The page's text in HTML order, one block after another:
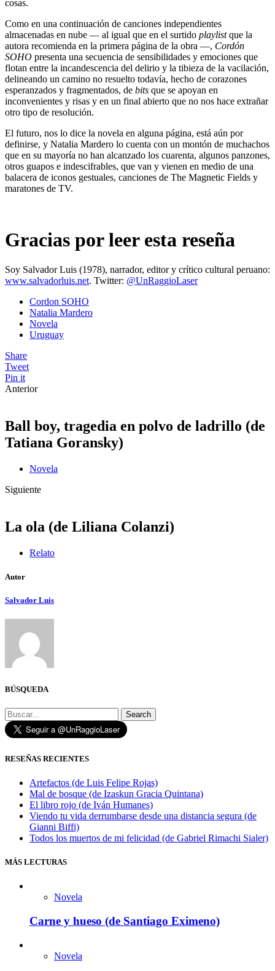
cosas.
Como en una continuación de canciones independientes
almacenadas en nube — al igual que en el surtido playlistque la
autora recomienda en la primera página de la obra —, Cordón
SOHO presenta una secuencia de sensibilidades y emociones que
flotan entre la incandescencia del delirio y la tibieza de la vacilación,
delineando un camino no resuelto todavía, hecho de corazones
esperanzados y fragmentados, de bits que se apoyan en
inconvenientes y risas y en un final abierto que no nos hace extrañar
otro tipo de resolución.
El futuro, nos lo dice la novela en alguna página, está aún por
definirse, y Natalia Mardero lo cuenta con un montón de muchachos
que en su mayoría no han alcanzado los cuarenta, algunos panzones,
otros guapos e indescifrables, que van y vienen en medio de una
balacera de iconos gestuales, canciones de The Magnetic Fields y
maratones de TV.
Gracias por leer esta reseña
Soy Salvador Luis (1978), narrador, editor y crítico cultural peruano:
www.salvadorluis.net. Twitter: @UnRaggioLaser
Cordon SOHO
Natalia Mardero
Novela
Uruguay
Share
Tweet
Pin it
Anterior
Ball boy, tragedia en polvo de ladrillo (de
Tatiana Goransky)
Novela
Siguiente
La ola (de Liliana Colanzi)
Relato
Autor
Salvador Luis
BÚSQUEDA
Search
RESEÑAS RECIENTES
Artefactos (de Luis Felipe Rojas)
Mal de bosque (de Izaskun Gracia Quintana)
El libro rojo (de Iván Humanes)
Viendo tu vida derrumbarse desde una distancia segura (de
Gianni Biffi)
Todos los muertos de mi felicidad (de Gabriel Rimachi Sialer)
MÁS LECTURAS
Novela
Carne y hueso (de Santiago Eximeno)
Novela